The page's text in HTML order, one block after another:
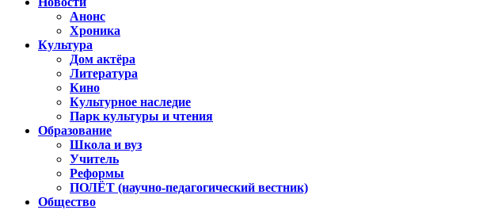
Анонс
Хроника
Культура
Дом актёра
Литература
Кино
Культурное наследие
Парк культуры и чтения
Образование
Школа и вуз
Учитель
Реформы
ПОЛЁТ (научно-педагогический вестник)
Общество